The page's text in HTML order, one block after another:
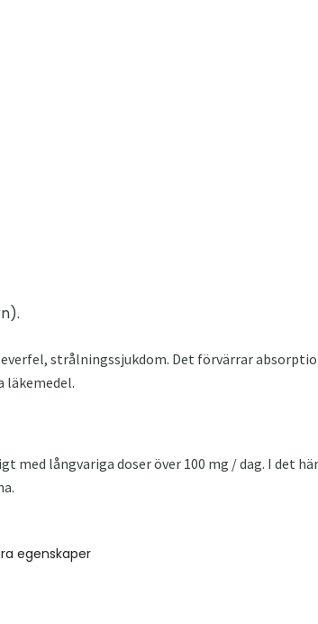
strålningssjukdom. Det förvärrar
läkemedel.
med långvariga doser över 100 mg / dag. I det
egenskaper